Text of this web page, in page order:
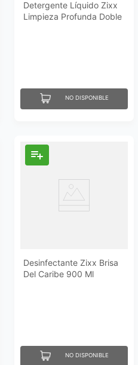
Detergente Líquido Zixx
Limpieza Profunda Doble
NO DISPONIBLE
Desinfectante Zixx Brisa
Del Caribe 900 Ml
NO DISPONIBLE